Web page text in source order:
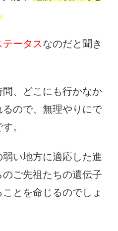
ータスなのだと聞き
、どこにも行かなか
ので、無理やりにで
。
い地方に適応した進
ご先祖たちの遺伝子
とを命じるのでしょ